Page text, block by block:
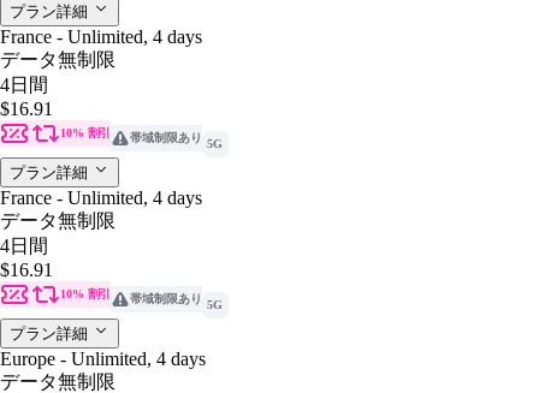
プラン詳細
France - Unlimited, 4 days
データ無制限
4日間
$16.91
10% 割引 帯域制限あり 5G
プラン詳細
France - Unlimited, 4 days
データ無制限
4日間
$16.91
10% 割引 帯域制限あり 5G
プラン詳細
Europe - Unlimited, 4 days
データ無制限